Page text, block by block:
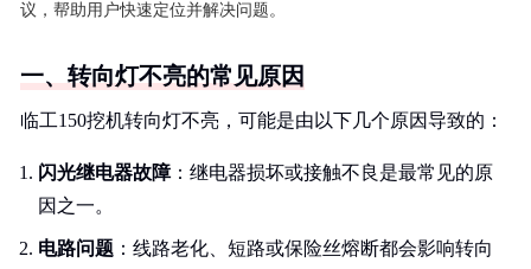
议，帮助用户快速定位并解决问题。
一、转向灯不亮的常见原因
临工150挖机转向灯不亮，可能是由以下几个原因导致的：
闪光继电器故障：继电器损坏或接触不良是最常见的原
因之一。
电路问题 ：线路老化、短路或保险丝熔断都会影响转向